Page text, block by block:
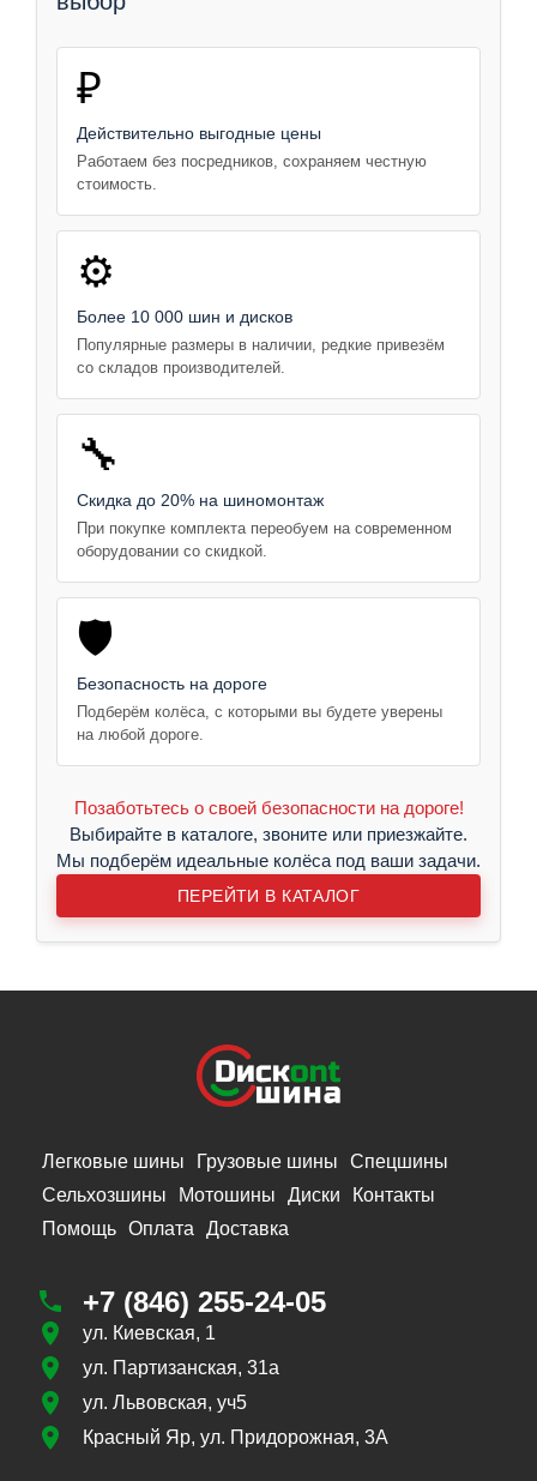
₽
Действительно выгодные цены
Работаем без посредников, сохраняем честную
стоимость.
⚙️
Более 10 000 шин и дисков
Популярные размеры в наличии, редкие привезём
со складов производителей.
🔧
Скидка до 20% на шиномонтаж
При покупке комплекта переобуем на современном
оборудовании со скидкой.
🛡️
Безопасность на дороге
Подберём колёса, с которыми вы будете уверены
на любой дороге.
Позаботьтесь о своей безопасности на дороге!
Выбирайте в каталоге, звоните или приезжайте.
Мы подберём идеальные колёса под ваши задачи.
ПЕРЕЙТИ В КАТАЛОГ
Легковые шины Грузовые шины
Спецшины
Сельхозшины
Мотошины Диски
Контакты
Помощь Оплата Доставка
+7 (846) 255-24-05
ул. Киевская, 1
ул. Партизанская, 31а
ул. Львовская, уч5
Красный Яр, ул. Придорожная, 3А